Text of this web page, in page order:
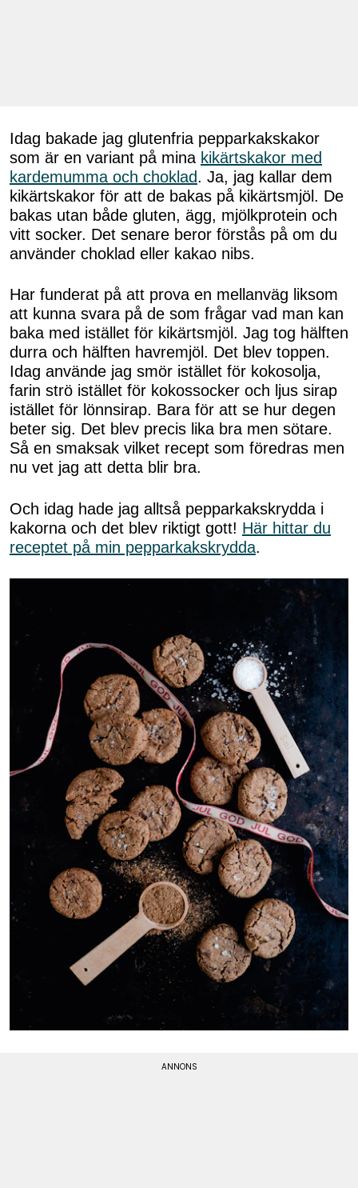
Idag bakade jag glutenfria pepparkakskakor
som är en variant på mina kikärtskakor med
kardemumma och choklad. Ja, jag kallar dem
kikärtskakor för att de bakas på kikärtsmjöl. De
bakas utan både gluten, ägg, mjölkprotein och
vitt socker. Det senare beror förstås på om du
använder choklad eller kakao nibs.
Har funderat på att prova en mellanväg liksom
att kunna svara på de som frågar vad man kan
baka med istället för kikärtsmjöl. Jag tog hälften
durra och hälften havremjöl. Det blev toppen.
Idag använde jag smör istället för kokosolja,
farin strö istället för kokossocker och ljus sirap
istället för lönnsirap. Bara för att se hur degen
beter sig. Det blev precis lika bra men sötare.
Så en smaksak vilket recept som föredras men
nu vet jag att detta blir bra.
Och idag hade jag alltså pepparkakskrydda i
kakorna och det blev riktigt gott! Här hittar du
receptet på min pepparkakskrydda.